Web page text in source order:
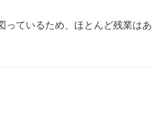
ているため、ほとんど残業はあ